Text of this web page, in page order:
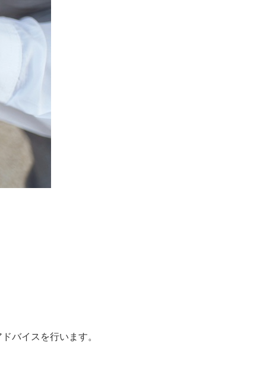
バイスを行います。